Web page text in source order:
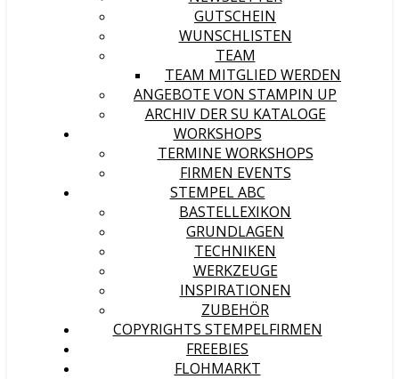
GUTSCHEIN
WUNSCHLISTEN
TEAM
TEAM MITGLIED WERDEN
ANGEBOTE VON STAMPIN UP
ARCHIV DER SU KATALOGE
WORKSHOPS
TERMINE WORKSHOPS
FIRMEN EVENTS
STEMPEL ABC
BASTELLEXIKON
GRUNDLAGEN
TECHNIKEN
WERKZEUGE
INSPIRATIONEN
ZUBEHÖR
COPYRIGHTS STEMPELFIRMEN
FREEBIES
FLOHMARKT